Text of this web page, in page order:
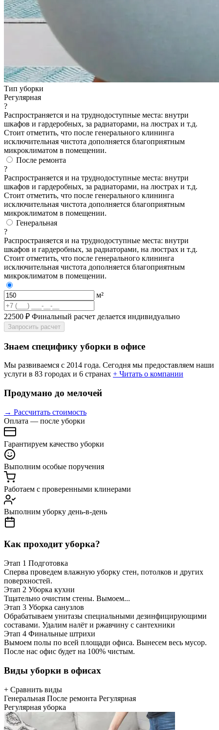
Тип уборки
Регулярная
?
Распространяется и на труднодоступные места: внутри
шкафов и гардеробных, за радиаторами, на люстрах и т.д.
Стоит отметить, что после генерального клининга
исключительная чистота дополняется благоприятным
микроклиматом в помещении.
После ремонта
?
Распространяется и на труднодоступные места: внутри
шкафов и гардеробных, за радиаторами, на люстрах и т.д.
Стоит отметить, что после генерального клининга
исключительная чистота дополняется благоприятным
микроклиматом в помещении.
Генеральная
?
Распространяется и на труднодоступные места: внутри
шкафов и гардеробных, за радиаторами, на люстрах и т.д.
Стоит отметить, что после генерального клининга
исключительная чистота дополняется благоприятным
микроклиматом в помещении.
м²
22500 ₽ Финальный расчет делается индивидуально
Запросить расчет
Знаем специфику уборки в офисе
Мы развиваемся с 2014 года. Сегодня мы предоставляем наши
услуги в 83 городах и 6 странах + Читать о компании
Продумано до мелочей
→ Рассчитать стоимость
Оплата — после уборки
Гарантируем качество уборки
Выполним особые поручения
Работаем с проверенными клинерами
Выполним уборку день-в-день
Как проходит уборка?
Этап 1 Подготовка
Сперва проведем влажную уборку стен, потолков и других
поверхностей.
Этап 2 Уборка кухни
Тщательно очистим стены. Вымоем...
Этап 3 Уборка санузлов
Обрабатываем унитазы специальными дезинфицирующими
составами. Удалим налёт и ржавчину с сантехники
Этап 4 Финальные штрихи
Вымоем полы по всей площади офиса. Вынесем весь мусор.
После нас офис будет на 100% чистым.
Виды уборки в офисах
+ Сравнить виды
Генеральная После ремонта Регулярная
Регулярная уборка